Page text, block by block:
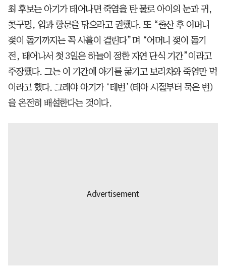
최 후보는 아기가 태어나면 죽염을 탄 물로 아이의 눈과 귀,
콧구멍, 입과 항문을 닦으라고 권했다. 또 “출산 후 어머니
젖이 돌기까지는 꼭 사흘이 걸린다”며 “어머니 젖이 돌기
전, 태어나서 첫 3일은 하늘이 정한 자연 단식 기간”이라고
주장했다. 그는 이 기간에 아기를 굶기고 보리차와 죽염만 먹
이라고 했다. 그래야 아기가 ‘태변’(태아 시절부터 묵은 변)
을 온전히 배설한다는 것이다.